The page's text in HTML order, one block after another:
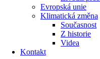
Evropská unie
Klimatická změna
Současnost
Z historie
Videa
Kontakt